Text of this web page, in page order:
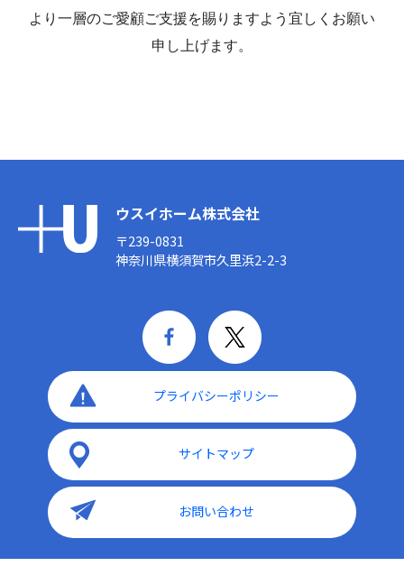
より一層のご愛顧ご支援を賜りますよう宜しくお願い
申し上げます。
ウスイホーム株式会社
〒239-0831
神奈川県横須賀市久里浜2-2-3
プライバシーポリシー
サイトマップ
お問い合わせ